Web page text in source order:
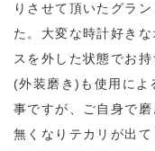
りさせて頂いたグラ
た。大変な時計好き
スを外した状態でお
(外装磨き)も使用によ
事ですが、ご自身で
無くなりテカリが出